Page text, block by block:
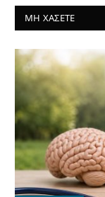
ΜΗ ΧΑΣΕΤΕ